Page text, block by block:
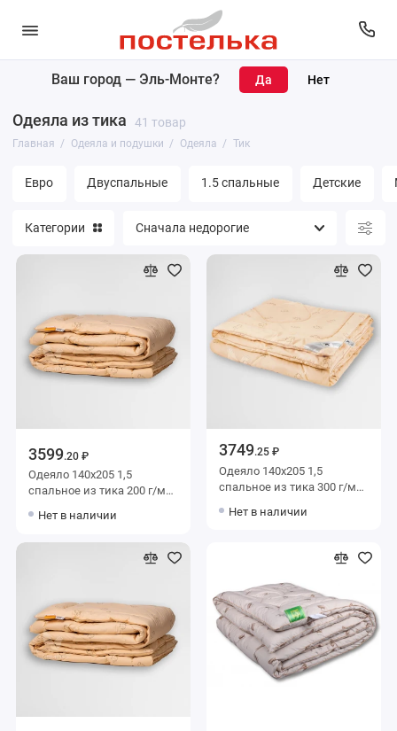
Ваш город — Эль-Монте?
Одеяла из тика 41 товар
Главная Одеяла и подушки Одеяла Тик
Евро Двуспальные 1.5 спальные Детские
Подушки
Наматрасники
Категории
3599.20 ₽
Одеяло 140х205 1,5
спальное из тика 200 г/м2
BELASHOFF
Нет в наличии
3749.25 ₽
Одеяло 140х205 1,5
спальное из тика 300 г/м2
BELASHOFF
Нет в наличии